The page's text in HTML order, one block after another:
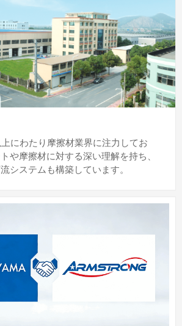
にわたり摩擦材業界に注力してお
や摩擦材に対する深い理解を持ち、
システムも構築しています。